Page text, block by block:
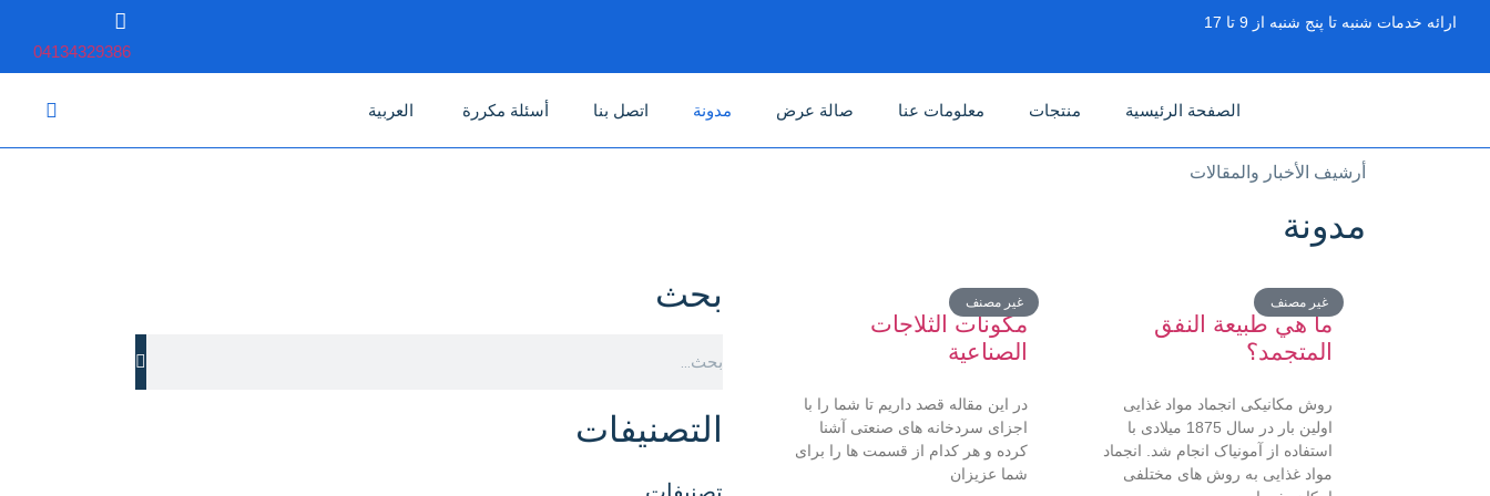
ارائه خدمات شنبه تا پنج شنبه از 9 تا 17
04134329386
الصفحة الرئيسية منتجات معلومات عنا صالة عرض مدونة اتصل بنا أسئلة مكررة العربية
أرشيف الأخبار والمقالات
مدونة
غير مصنف
ما هي طبيعة النفق
المتجمد؟
روش مکانیکی انجماد مواد غذایی
اولین بار در سال 1875 میلادی با
استفاده از آمونیاک انجام شد. انجماد
مواد غذایی به روش های مختلفی
غير مصنف
مكونات الثلاجات
الصناعية
در این مقاله قصد داریم تا شما را با
اجزای سردخانه های صنعتی آشنا
کرده و هر کدام از قسمت ها را برای
شما عزیزان
بحث
التصنيفات